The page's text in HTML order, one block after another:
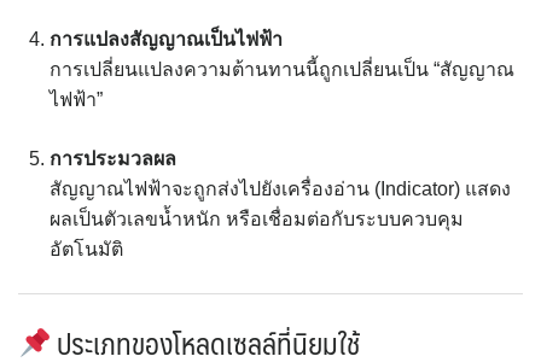
การแปลงสัญญาณเป็นไฟฟ้า
การเปลี่ยนแปลงความต้านทานนี้ถูกเปลี่ยนเป็น “สัญญาณ
ไฟฟ้า”
การประมวลผล
สัญญาณไฟฟ้าจะถูกส่งไปยังเครื่องอ่าน (Indicator) แสดง
ผลเป็นตัวเลขน้ำหนัก หรือเชื่อมต่อกับระบบควบคุม
อัตโนมัติ
ประเภทของโหลดเซลล์ที่นิยมใช้